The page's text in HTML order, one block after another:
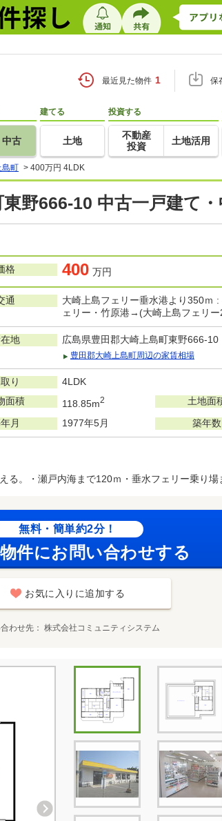
最近見た物件 1 保
中古
建てる
土地
投資する
不動産
投資
土地活用
島町 > 400万円 4LDK
野666-10 中古一戸建て
格 400 万円
通
大崎上島フェリー垂水港より350
ェリー・竹原港→(大崎上島フェリ
地 広島県豊田郡大崎上島町東野666-10
豊田郡大崎上島町周辺の家賃相場
り
4LDK
面積
118.85m2 土地面
月
1977年5月 築年数
る。・瀬戸内海まで120ｍ・垂水フェリー乗り
無料・簡単約2分！
件にお問い合わせする
お気に入りに追加する
わせ先 株式会社コミュニティシステム